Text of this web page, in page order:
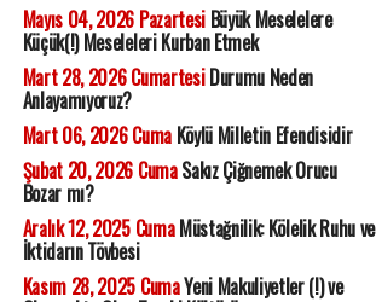
Mayıs 04, 2026 PazartesiBüyük Meselelere
Küçük(!) Meseleleri Kurban Etmek
Mart 28, 2026 CumartesiDurumu Neden
Anlayamıyoruz?
Mart 06, 2026 CumaKöylü Milletin Efendisidir
Şubat 20, 2026 CumaSakız Çiğnemek Orucu
Bozar mı?
Aralık 12, 2025 CumaMüstağnilik: Kölelik Ruhu ve
İktidarın Tövbesi
Kasım 28, 2025 CumaYeni Makuliyetler (!) ve